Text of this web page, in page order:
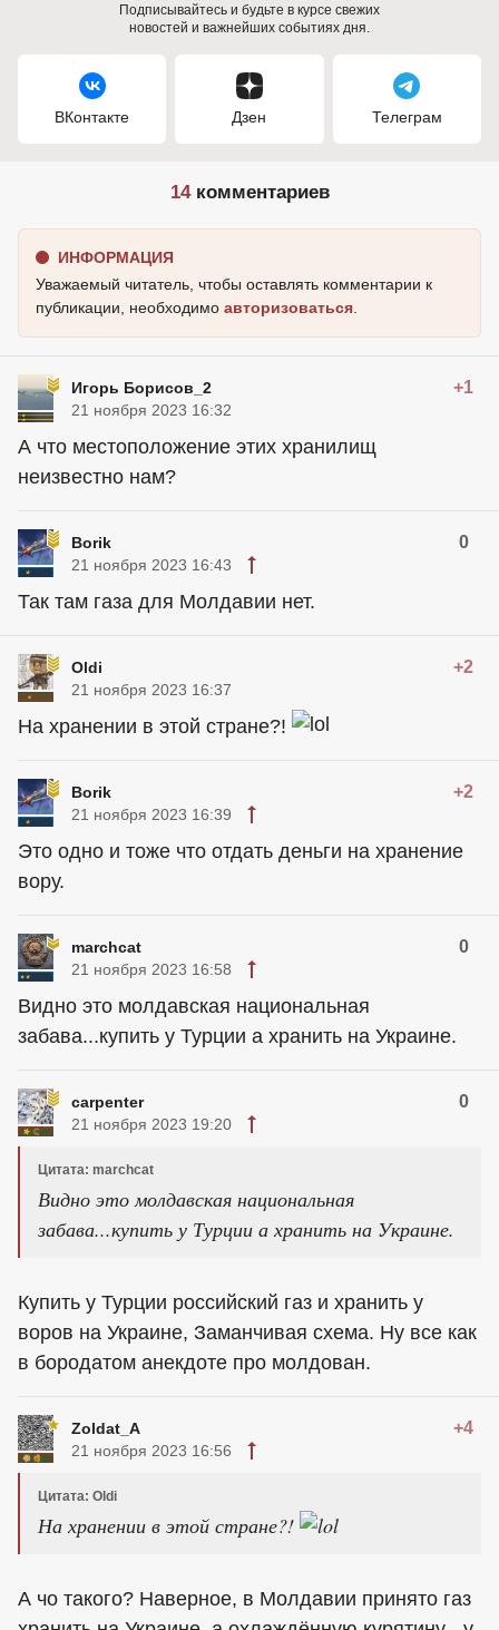
Подписывайтесь и будьте в курсе свежих
новостей и важнейших событиях дня.
ВКонтакте Дзен Телеграм
14комментариев
ИНФОРМАЦИЯ
Уважаемый читатель, чтобы оставлять комментарии к
публикации, необходимо авторизоваться
Игорь Борисов_2 +1
21 ноября 2023 16:32
А что местоположение этих хранилищ
неизвестно нам?
Borik 0
21 ноября 2023 16:43
Так там газа для Молдавии нет.
Oldi +2
21 ноября 2023 16:37
На хранении в этой стране?!
Borik +2
21 ноября 2023 16:39
Это одно и тоже что отдать деньги на хранение
вору.
marchcat 0
21 ноября 2023 16:58
Видно это молдавская национальная
забава...купить у Турции а хранить на Украине.
carpenter 0
21 ноября 2023 19:20
Цитата: marchcat
Видно это молдавская национальная
забава...купить у Турции а хранить на Украине.
Купить у Турции российский газ и хранить у
воров на Украине, Заманчивая схема. Ну все как
в бородатом анекдоте про молдован.
Zoldat_A +4
21 ноября 2023 16:56
Цитата: Oldi
На хранении в этой стране?!
А чо такого? Наверное, в Молдавии принято газ